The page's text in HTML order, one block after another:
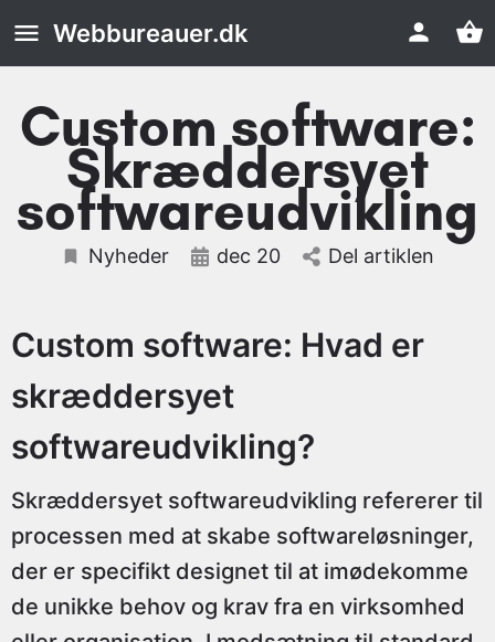
Webbureauer.dk
Custom software:
Skræddersyet
softwareudvikling
Nyheder dec 20 Del artiklen
Custom software: Hvad er
skræddersyet
softwareudvikling?
Skræddersyet softwareudvikling refererer til
processen med at skabe softwareløsninger,
der er specifikt designet til at imødekomme
de unikke behov og krav fra en virksomhed